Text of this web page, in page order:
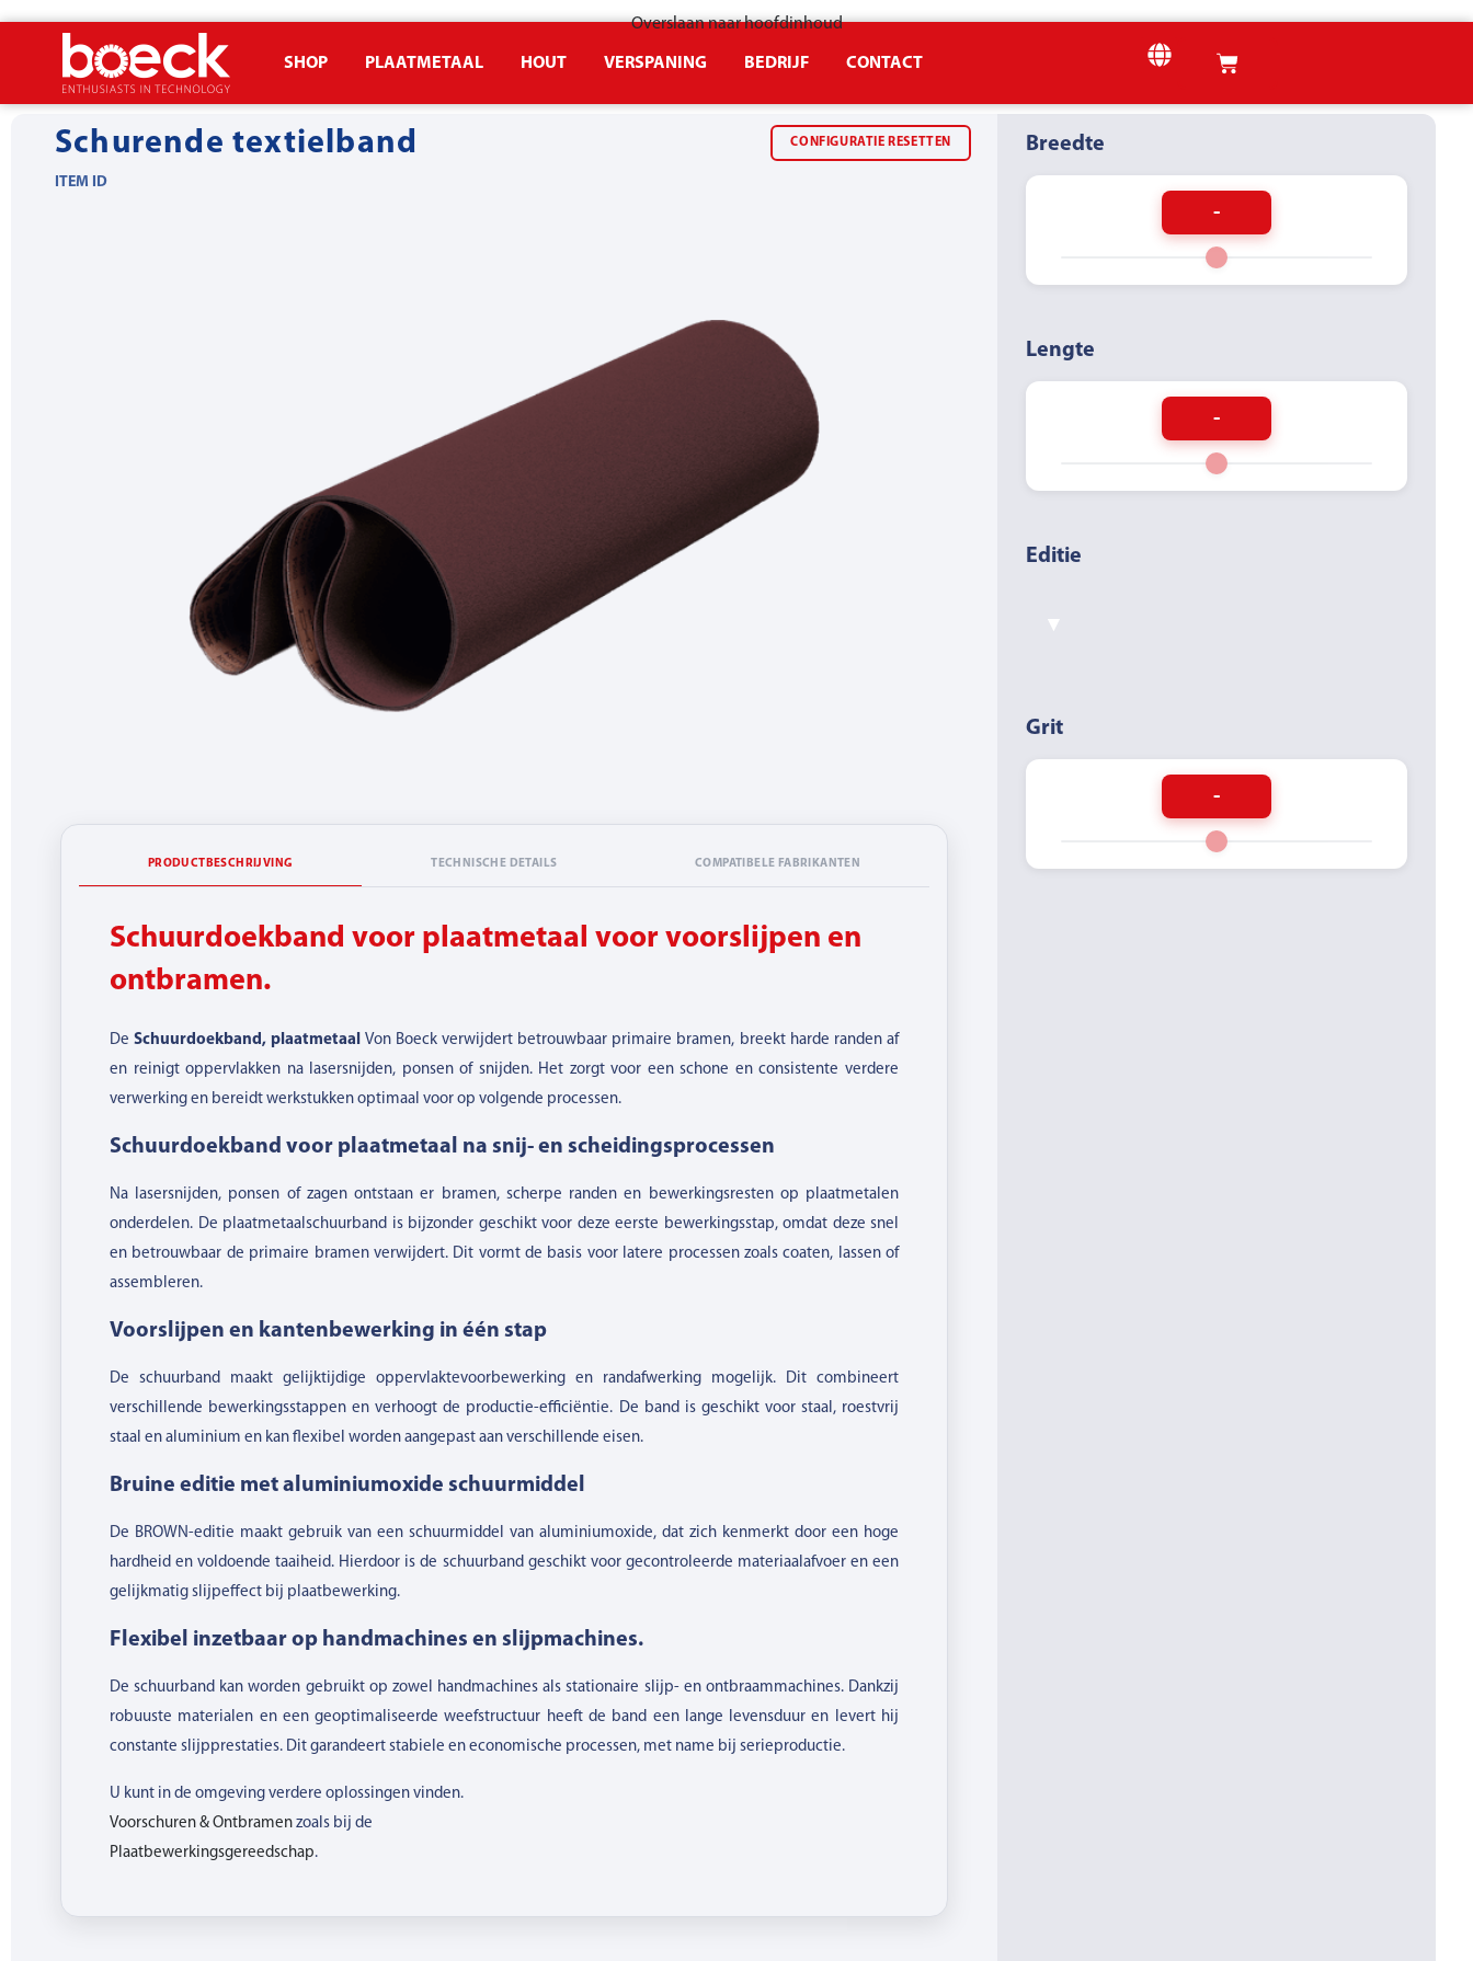
Overslaan naar hoofdinhoud
SHOP PLAATMETAAL HOUT VERSPANING BEDRIJF
CONTACT
Producten Plaatmetaal gereedschap
Schurende textielband
ITEM ID
PRODUCTBESCHRIJVING TECHNISCHE DETAILS COMPATIBELE FABRIKANTEN
Schuurdoekband voor plaatmetaal voor voorslijpen en
ontbramen.
DeSchuurdoekband, plaatmetaal Von Boeck verwijdert betrouwbaar primaire bramen, breekt harde randen af
en reinigt oppervlakken na lasersnijden, ponsen of snijden. Het zorgt voor een schone en consistente verdere
verwerking en bereidt werkstukken optimaal voor op volgende processen.
Schuurdoekband voor plaatmetaal na snij- en scheidingsprocessen
Na lasersnijden, ponsen of zagen ontstaan er bramen, scherpe randen en bewerkingsresten op plaatmetalen
onderdelen. De plaatmetaalschuurband is bijzonder geschikt voor deze eerste bewerkingsstap, omdat deze snel
en betrouwbaar de primaire bramen verwijdert. Dit vormt de basis voor latere processen zoals coaten, lassen of
assembleren.
Voorslijpen en kantenbewerking in één stap
De schuurband maakt gelijktijdige oppervlaktevoorbewerking en randafwerking mogelijk. Dit combineert
verschillende bewerkingsstappen en verhoogt de productie-efficiëntie. De band is geschikt voor staal, roestvrij
staal en aluminium en kan flexibel worden aangepast aan verschillende eisen.
Bruine editie met aluminiumoxide schuurmiddel
De BROWN-editie maakt gebruik van een schuurmiddel van aluminiumoxide, dat zich kenmerkt door een hoge
hardheid en voldoende taaiheid. Hierdoor is de schuurband geschikt voor gecontroleerde materiaalafvoer en een
gelijkmatig slijpeffect bij plaatbewerking.
Flexibel inzetbaar op handmachines en slijpmachines.
De schuurband kan worden gebruikt op zowel handmachines als stationaire slijp- en ontbraammachines. Dankzij
robuuste materialen en een geoptimaliseerde weefstructuur heeft de band een lange levensduur en levert hij
constante slijpprestaties. Dit garandeert stabiele en economische processen, met name bij serieproductie.
U kunt in de omgeving verdere oplossingen vinden.
Voorschuren & Ontbramen zoals bij de
Plaatbewerkingsgereedschap.
CONFIGURATIE RESETTEN Breedte
-
Lengte
-
Editie
▾
Grit
-